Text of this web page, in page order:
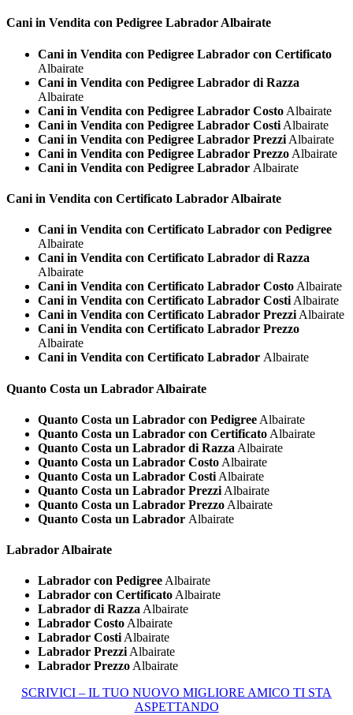
Cani in Vendita con Pedigree Labrador Albairate
Cani in Vendita con Pedigree Labrador con Certificato
Albairate
Cani in Vendita con Pedigree Labrador di Razza
Albairate
Cani in Vendita con Pedigree Labrador Costo Albairate
Cani in Vendita con Pedigree Labrador Costi Albairate
Cani in Vendita con Pedigree Labrador Prezzi Albairate
Cani in Vendita con Pedigree Labrador Prezzo Albairate
Cani in Vendita con Pedigree Labrador Albairate
Cani in Vendita con Certificato Labrador Albairate
Cani in Vendita con Certificato Labrador con Pedigree
Albairate
Cani in Vendita con Certificato Labrador di Razza
Albairate
Cani in Vendita con Certificato Labrador Costo Albairate
Cani in Vendita con Certificato Labrador Costi Albairate
Cani in Vendita con Certificato Labrador Prezzi Albairate
Cani in Vendita con Certificato Labrador Prezzo
Albairate
Cani in Vendita con Certificato Labrador Albairate
Quanto Costa un Labrador Albairate
Quanto Costa un Labrador con Pedigree Albairate
Quanto Costa un Labrador con Certificato Albairate
Quanto Costa un Labrador di Razza Albairate
Quanto Costa un Labrador Costo Albairate
Quanto Costa un Labrador Costi Albairate
Quanto Costa un Labrador Prezzi Albairate
Quanto Costa un Labrador Prezzo Albairate
Quanto Costa un Labrador Albairate
Labrador Albairate
Labrador con Pedigree Albairate
Labrador con Certificato Albairate
Labrador di Razza Albairate
Labrador Costo Albairate
Labrador Costi Albairate
Labrador Prezzi Albairate
Labrador Prezzo Albairate
SCRIVICI – IL TUO NUOVO MIGLIORE AMICO TI STA
ASPETTANDO